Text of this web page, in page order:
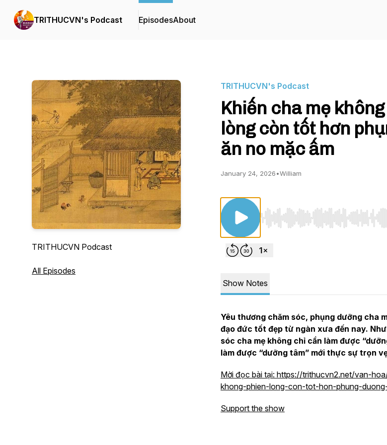
TRITHUCVN's Podcast EpisodesAbout
TRITHUCVN Podcast
All Episodes
TRITHUCVN's Podcast
Khiến cha mẹ
lòng còn tốt hơn
ăn no mặc ấm
January 24, 2026•William
Use Left/Right to seek, Home/End
Show Notes
Yêu thương chăm sóc, phụng dưỡng cha
đạo đức tốt đẹp từ ngàn xưa đến nay.
sóc cha mẹ không chỉ cần làm được
làm được “dưỡng tâm” mới thực sự trọn
Mời đọc bài tại: https://trithucvn2.net/van-
khong-phien-long-con-tot-hon-phung-
Support the show